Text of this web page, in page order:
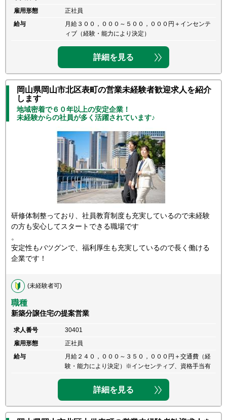
雇用形態
正社員
給与
月給３００，０００～５００，０００円＋インセンテ
ィブ（経験・能力により決定）
詳細を見る
岡山県岡山市北区表町の営業未経験者歓迎求人を紹介
します
地域密着で６０年以上の安定企業！
未経験からの社員が多く活躍されています♪
研修体制整っており、社員教育制度も充実しているので未経験
の方も安心してスタートできる職場です
。
安定性もバツグンで、福利厚生も充実しているので長く働ける
企業です！
(未経験者可)
職種
新築分譲住宅の提案営業
求人番号
30401
雇用形態
正社員
給与
月給２４０，０００～３５０，０００円＋交通費（経
験・能力により決定）※インセンティブ、資格手当有
詳細を見る